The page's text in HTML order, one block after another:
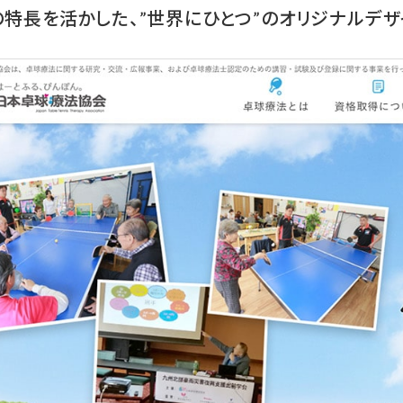
長を活かした、”世界にひとつ”のオリジナルデ